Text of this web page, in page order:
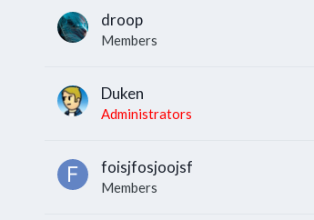
droop
Members
Duken
Administrators
foisjfosjoojsf
Members